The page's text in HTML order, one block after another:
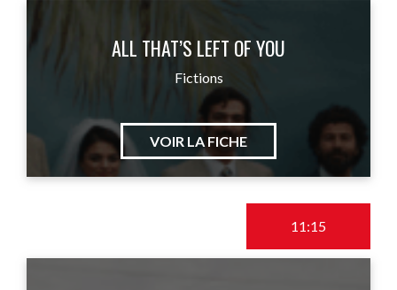
ALL THAT’S LEFT OF YOU
Fictions
VOIR LA FICHE
11:15